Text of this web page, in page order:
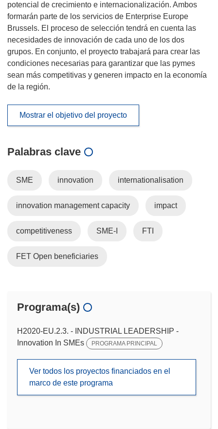
potencial de crecimiento e internacionalización. Ambos
formarán parte de los servicios de Enterprise Europe
Brussels. El proceso de selección tendrá en cuenta las
necesidades de innovación de cada uno de los dos
grupos. En conjunto, el proyecto trabajará para crear las
condiciones necesarias para garantizar que las pymes
sean más competitivas y generen impacto en la economía
de la región.
Mostrar el objetivo del proyecto
Palabras clave
SME innovation internationalisation
innovation management capacity impact
competitiveness SME-I FTI
FET Open beneficiaries
Programa(s)
H2020-EU.2.3. - INDUSTRIAL LEADERSHIP -
Innovation In SMEs
PROGRAMA PRINCIPAL
Ver todos los proyectos financiados en el
marco de este programa